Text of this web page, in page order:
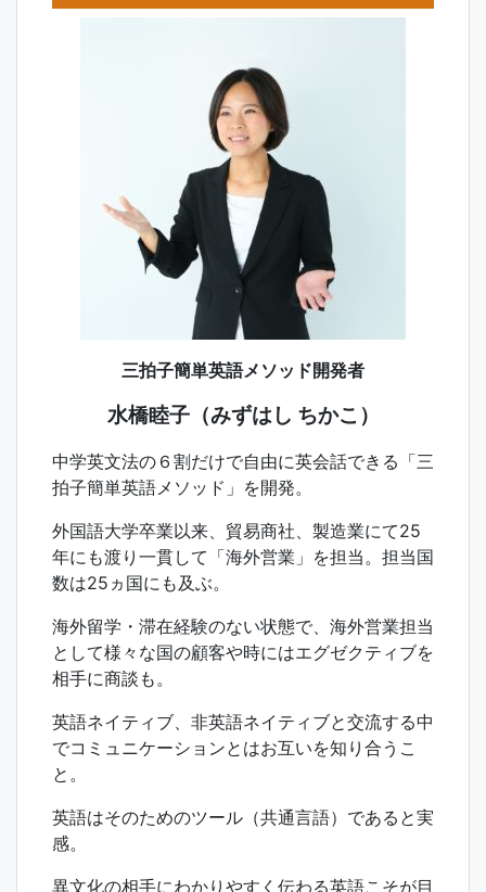
三拍子簡単英語メソッド開発者
水橋睦子（みずはし ちかこ）
中学英文法の６割だけで自由に英会話できる「三
拍子簡単英語メソッド」を開発。
外国語大学卒業以来、貿易商社、製造業にて25
年にも渡り一貫して「海外営業」を担当。担当国
数は25ヵ国にも及ぶ。
海外留学・滞在経験のない状態で、海外営業担当
として様々な国の顧客や時にはエグゼクティブを
相手に商談も。
英語ネイティブ、非英語ネイティブと交流する中
でコミュニケーションとはお互いを知り合うこ
と。
英語はそのためのツール（共通言語）であると実
感。
異文化の相手にわかりやすく伝わる英語こそが目